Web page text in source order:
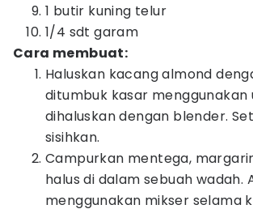
1 butir kuning telur
1/4 sdt garam
Cara membuat:
Haluskan kacang almond
ditumbuk kasar menggunakan
dihaluskan dengan blender.
sisihkan.
Campurkan mentega,
halus di dalam sebuah wadah.
menggunakan mikser selama